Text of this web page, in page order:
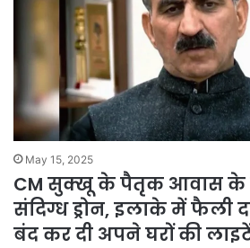
May 15, 2025
CM सुक्खू के पैतृक आवास के
संदिग्ध ड्रोन, इलाके में फैली
बंद कर दी अपने घरों की